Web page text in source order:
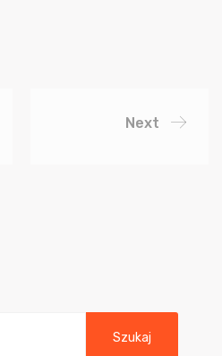
Next
Szukaj